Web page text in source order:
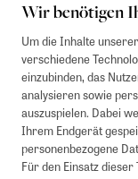
Wir benötigen
Um die Inhalte
verschiedene
einzubinden, das
analysieren sowie
auszuspielen. Dabei
Ihrem Endgerät
personenbezogene
Für den Einsatz
Mindestbestellwert
Barauszahlung